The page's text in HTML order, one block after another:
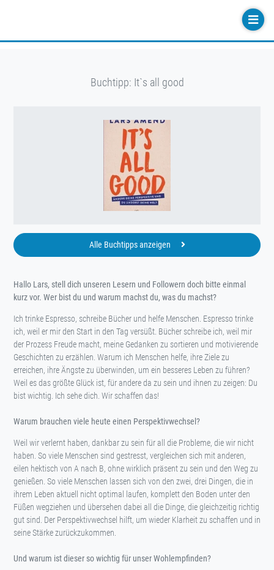
Buchtipp: It`s all good
Alle Buchtipps anzeigen
Hallo Lars, stell dich unseren Lesern und Followern doch bitte einmal
kurz vor. Wer bist du und warum machst du, was du machst?
Ich trinke Espresso, schreibe Bücher und helfe Menschen. Espresso trinke
ich, weil er mir den Start in den Tag versüßt. Bücher schreibe ich, weil mir
der Prozess Freude macht, meine Gedanken zu sortieren und motivierende
Geschichten zu erzählen. Warum ich Menschen helfe, ihre Ziele zu
erreichen, ihre Ängste zu überwinden, um ein besseres Leben zu führen?
Weil es das größte Glück ist, für andere da zu sein und ihnen zu zeigen: Du
bist wichtig. Ich sehe dich. Wir schaffen das!
Warum brauchen viele heute einen Perspektivwechsel?
Weil wir verlernt haben, dankbar zu sein für all die Probleme, die wir nicht
haben. So viele Menschen sind gestresst, vergleichen sich mit anderen,
eilen hektisch von A nach B, ohne wirklich präsent zu sein und den Weg zu
genießen. So viele Menschen lassen sich von den zwei, drei Dingen, die in
ihrem Leben aktuell nicht optimal laufen, komplett den Boden unter den
Füßen wegziehen und übersehen dabei all die Dinge, die gleichzeitig richtig
gut sind. Der Perspektivwechsel hilft, um wieder Klarheit zu schaffen und in
seine Stärke zurückzukommen.
Und warum ist dieser so wichtig für unser Wohlempfinden?